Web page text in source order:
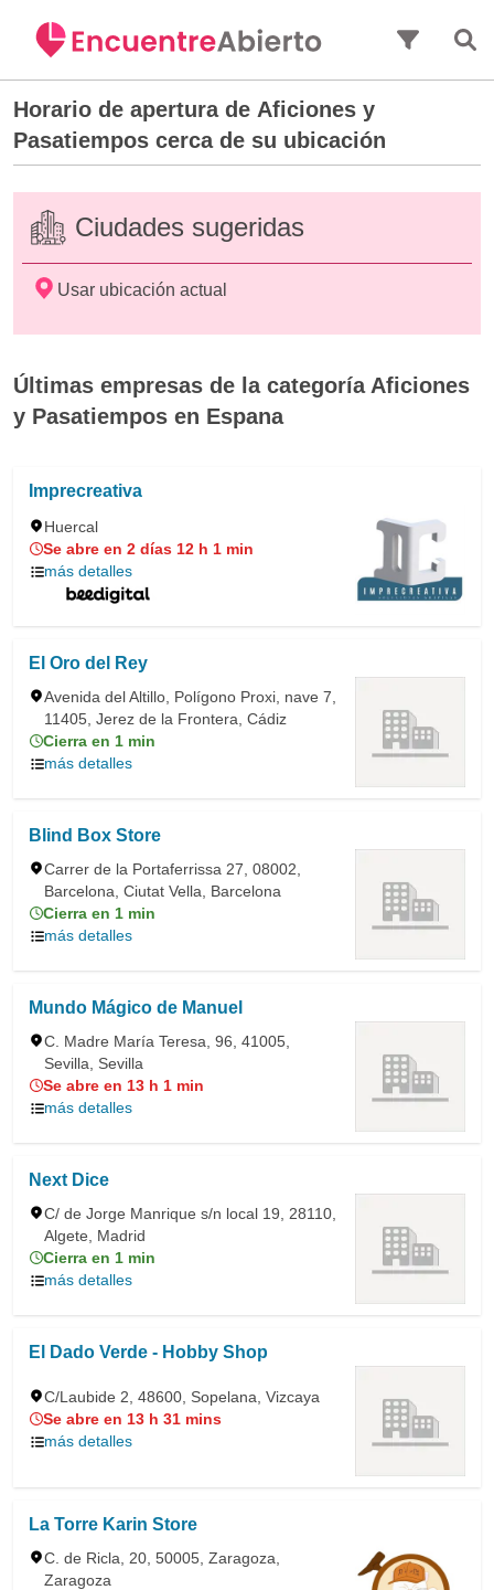
Horario de apertura de Aficiones y
Pasatiempos cerca de su ubicación
Ciudades sugeridas
Usar ubicación actual
Últimas empresas de la categoría Aficiones
y Pasatiempos en Espana
Imprecreativa
Huercal
Se abre en 2 días 12 h 1 min
más detalles
El Oro del Rey
Avenida del Altillo, Polígono Proxi, nave 7,
11405, Jerez de la Frontera, Cádiz
Cierra en 1 min
más detalles
Blind Box Store
Carrer de la Portaferrissa 27, 08002,
Barcelona, Ciutat Vella, Barcelona
Cierra en 1 min
más detalles
Mundo Mágico de Manuel
C. Madre María Teresa, 96, 41005,
Sevilla, Sevilla
Se abre en 13 h 1 min
más detalles
Next Dice
C/ de Jorge Manrique s/n local 19, 28110,
Algete, Madrid
Cierra en 1 min
más detalles
El Dado Verde - Hobby Shop
C/Laubide 2, 48600, Sopelana, Vizcaya
Se abre en 13 h 31 mins
más detalles
La Torre Karin Store
C. de Ricla, 20, 50005, Zaragoza,
Zaragoza